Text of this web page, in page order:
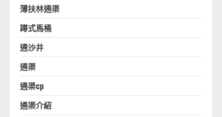
薄扶林通渠
蹲式馬桶
通沙井
通渠
通渠cp
通渠介紹